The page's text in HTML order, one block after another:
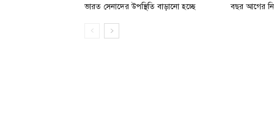
ভারত সেনাদের উপস্থিতি বাড়ানো হচ্ছে
বছর আগের